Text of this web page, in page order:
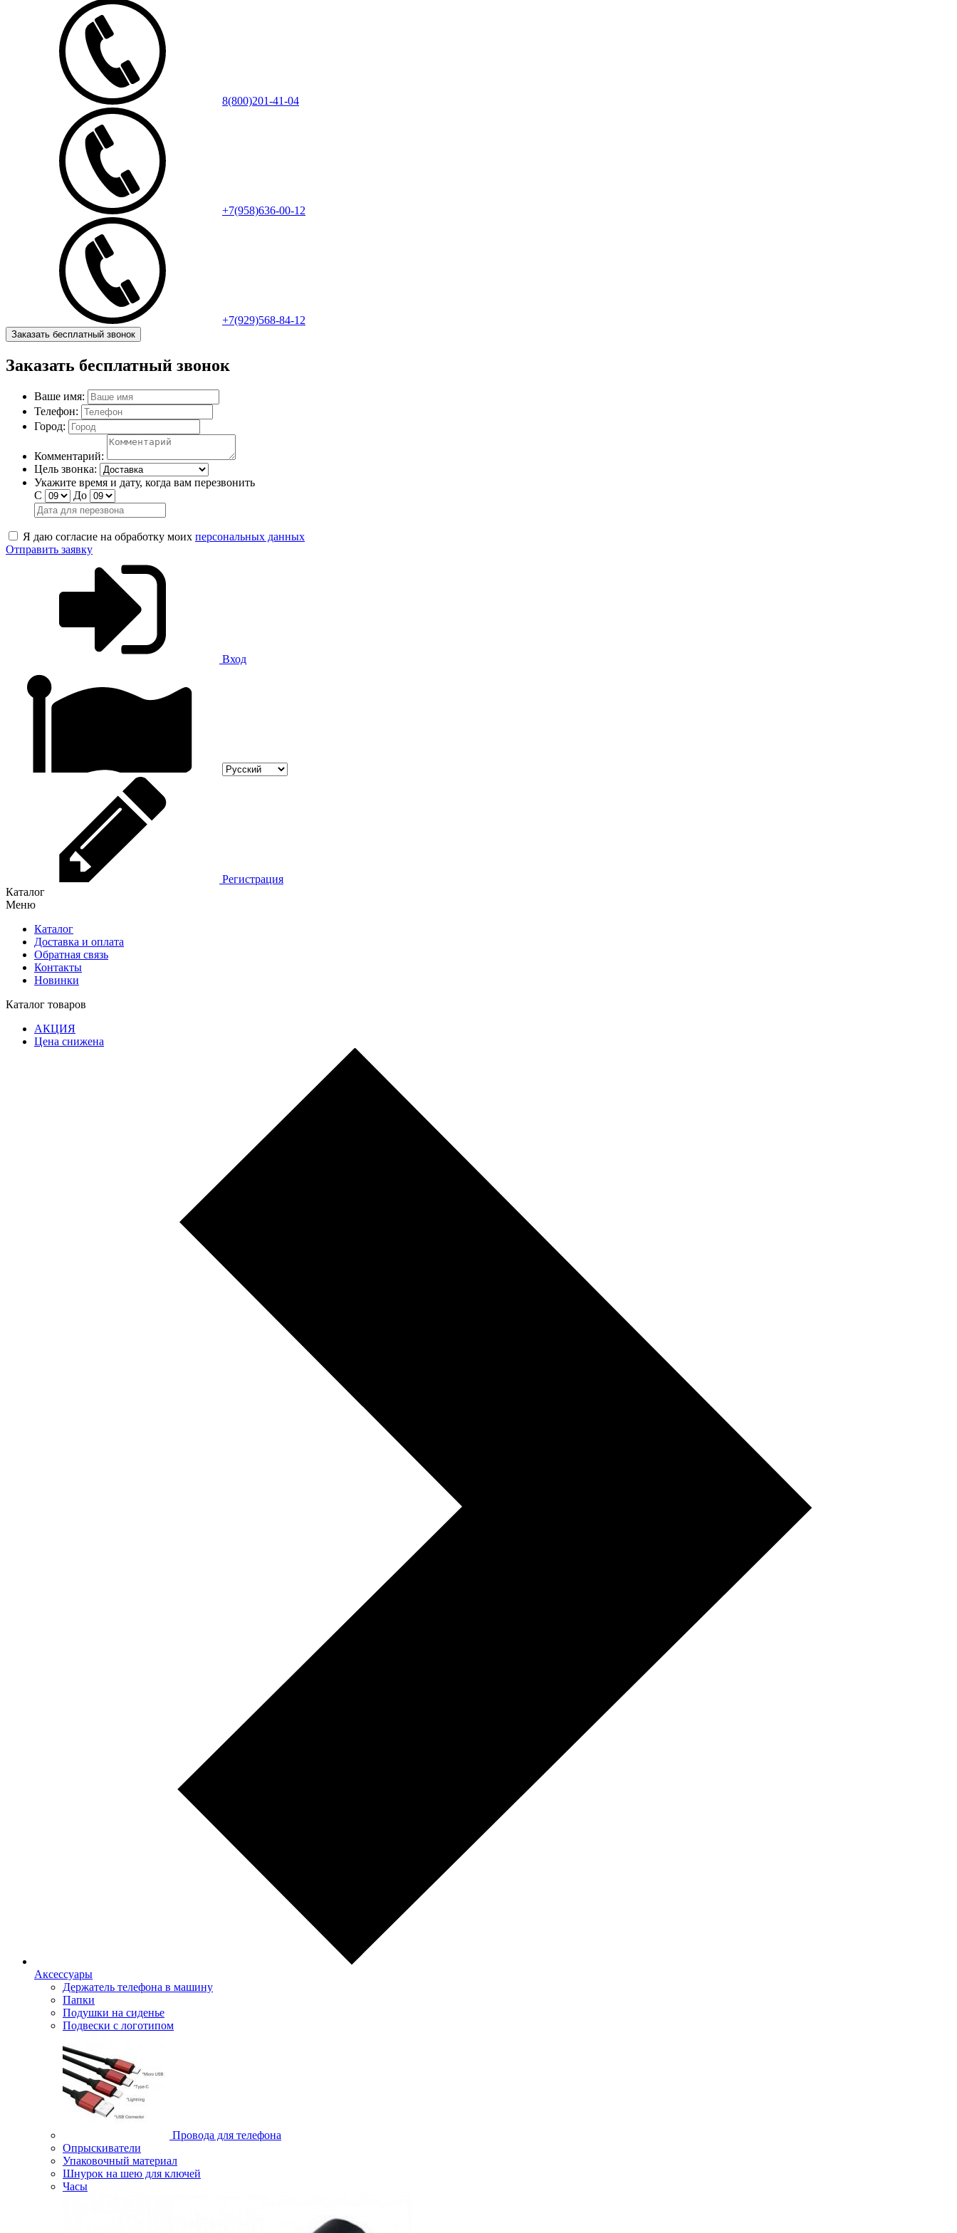
8(800)201-41-04
+7(958)636-00-12
+7(929)568-84-12
Заказать бесплатный звонок
Заказать бесплатный звонок
Ваше имя:
Телефон:
Город:
Комментарий:
Цель звонка:
Укажите время и дату, когда вам перезвонить
С
До
Я даю согласие на обработку моих персональных данных
Отправить заявку
Вход
Регистрация
Каталог
Меню
Каталог
Доставка и оплата
Обратная связь
Контакты
Новинки
Каталог товаров
АКЦИЯ
Цена снижена
Аксессуары
Держатель телефона в машину
Папки
Подушки на сиденье
Подвески с логотипом
Провода для телефона
Опрыскиватели
Упаковочный материал
Шнурок на шею для ключей
Часы